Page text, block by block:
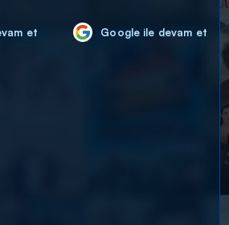
et Google ile devam et